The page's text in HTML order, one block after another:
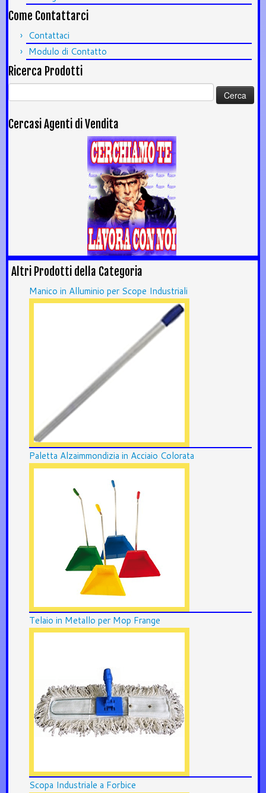
Come Contattarci
Contattaci
Modulo di Contatto
Ricerca Prodotti
Ricerca
per:
Cercasi Agenti di Vendita
Altri Prodotti della Categoria
Manico in Alluminio per Scope Industriali
Paletta Alzaimmondizia in Acciaio Colorata
Telaio in Metallo per Mop Frange
Scopa Industriale a Forbice